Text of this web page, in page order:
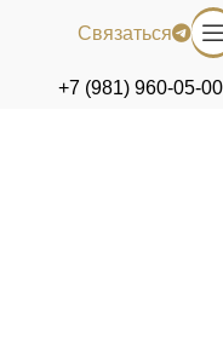
Связаться
+7 (981) 960-05-00